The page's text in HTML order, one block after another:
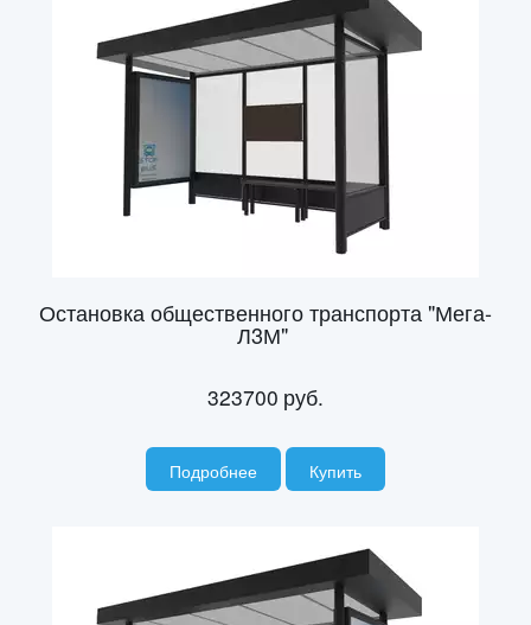
Остановка общественного транспорта "Мега-
Л3М"
323700 руб.
Подробнее Купить